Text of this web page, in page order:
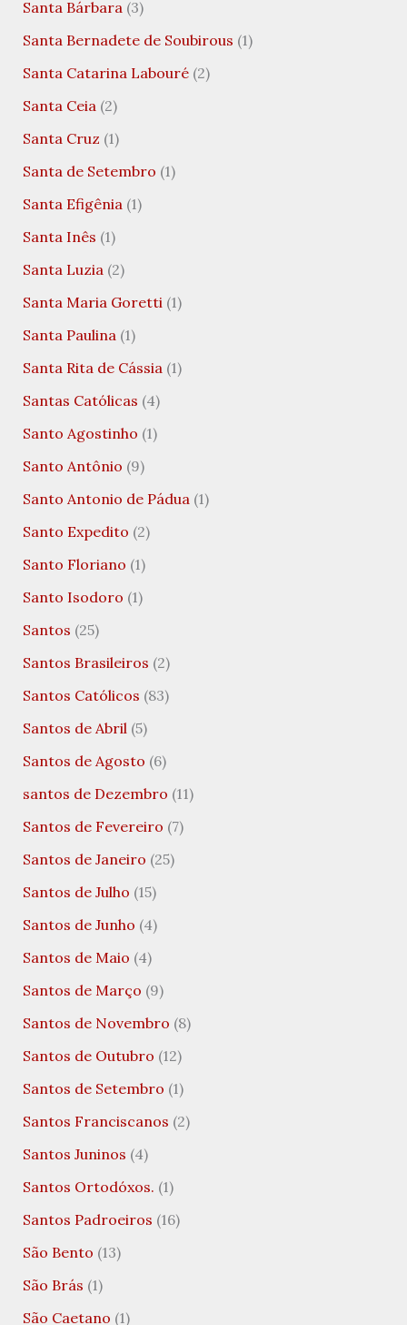
Santa Bárbara(3)
Santa Bernadete de Soubirous (1)
Santa Catarina Labouré(2)
Santa Ceia(2)
Santa Cruz (1)
Santa de Setembro (1)
Santa Efigênia(1)
Santa Inês (1)
Santa Luzia(2)
Santa Maria Goretti(1)
Santa Paulina(1)
Santa Rita de Cássia(1)
Santas Católicas (4)
Santo Agostinho (1)
Santo Antônio (9)
Santo Antonio de Pádua(1)
Santo Expedito (2)
Santo Floriano (1)
Santo Isodoro (1)
Santos (25)
Santos Brasileiros (2)
Santos Católicos (83)
Santos de Abril(5)
Santos de Agosto (6)
santos de Dezembro (11)
Santos de Fevereiro (7)
Santos de Janeiro (25)
Santos de Julho (15)
Santos de Junho (4)
Santos de Maio (4)
Santos de Março (9)
Santos de Novembro (8)
Santos de Outubro (12)
Santos de Setembro (1)
Santos Franciscanos (2)
Santos Juninos (4)
Santos Ortodóxos. (1)
Santos Padroeiros (16)
São Bento (13)
São Brás (1)
São Caetano (1)